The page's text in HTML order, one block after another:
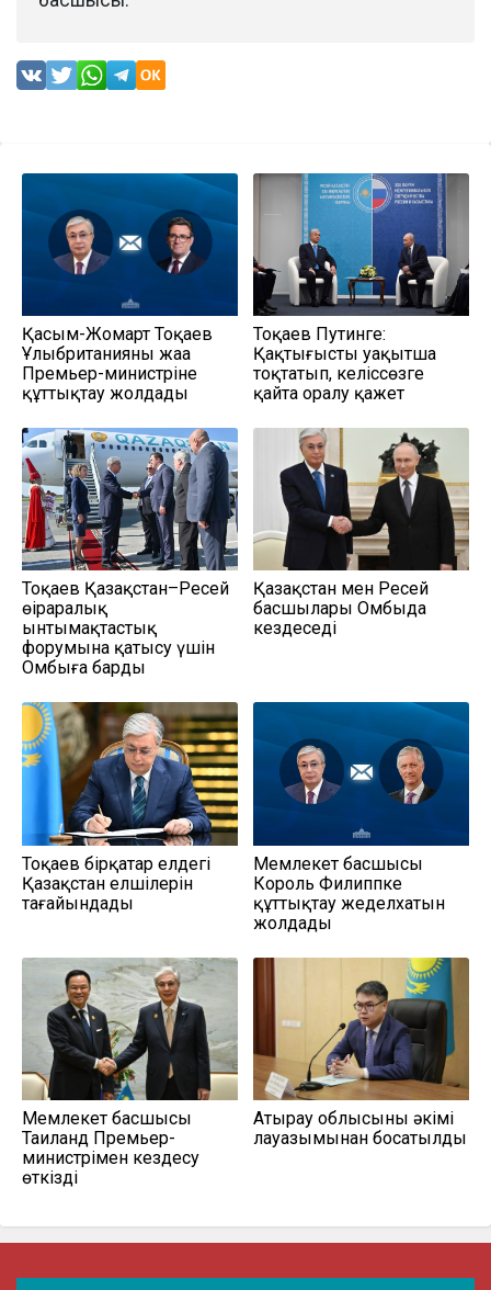
Қасым-Жомарт Тоқаев
Ұлыбританияның жаңа
Премьер-министріне
құттықтау жолдады
Тоқаев Путинге:
Қақтығысты уақытша
тоқтатып, келіссөзге
қайта оралу қажет
Тоқаев Қазақстан–Ресей
өңіраралық
ынтымақтастық
форумына қатысу үшін
Омбыға барды
Қазақстан мен Ресей
басшылары Омбыда
кездеседі
Тоқаев бірқатар елдегі
Қазақстан елшілерін
тағайындады
Мемлекет басшысы
Король Филиппке
құттықтау жеделхатын
жолдады
Мемлекет басшысы
Таиланд Премьер-
министрімен кездесу
өткізді
Атырау облысының әкімі
лауазымынан босатылды